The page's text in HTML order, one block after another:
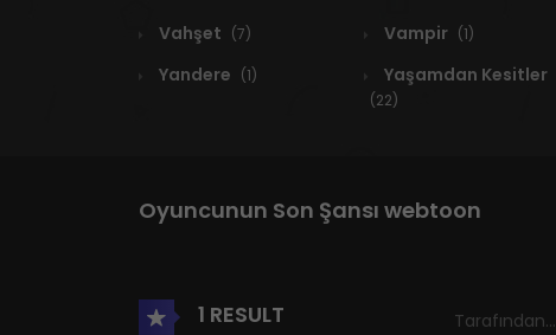
Vahşet (7) Vampir (1)
Yandere (1) Yaşamdan Kesitler
(22)
Oyuncunun Son Şansı webtoon
1 RESULT Tarafından...